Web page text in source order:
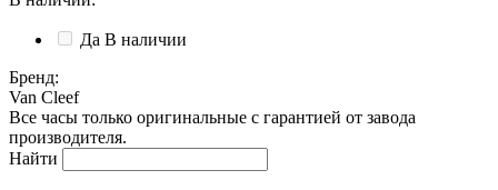
Да В наличии
Бренд:
Van Cleef
Все часы только оригинальные с гарантией от завода
производителя.
Найти